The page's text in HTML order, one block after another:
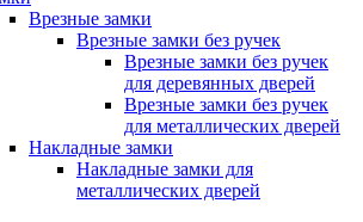
Врезные замки
Врезные замки без ручек
Врезные замки без ручек
для деревянных дверей
Врезные замки без ручек
для металлических дверей
Накладные замки
Накладные замки для
металлических дверей